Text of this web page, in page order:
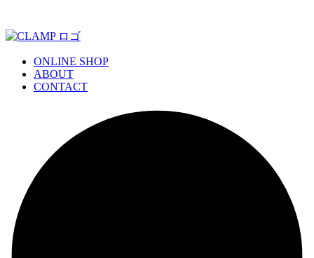
ONLINE SHOP
ABOUT
CONTACT